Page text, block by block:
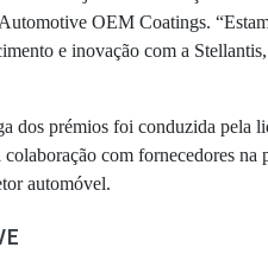
OEM Coatings.
e inovação com a
dos prémios foi conduzida pela
com fornecedores na
automóvel.